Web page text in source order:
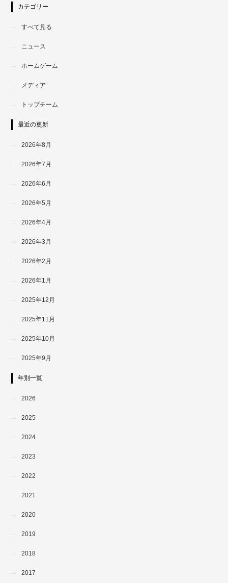
カテゴリー
すべて見る
ニュース
ホームゲーム
メディア
トップチーム
最近の更新
2026年8月
2026年7月
2026年6月
2026年5月
2026年4月
2026年3月
2026年2月
2026年1月
2025年12月
2025年11月
2025年10月
2025年9月
年別一覧
2026
2025
2024
2023
2022
2021
2020
2019
2018
2017